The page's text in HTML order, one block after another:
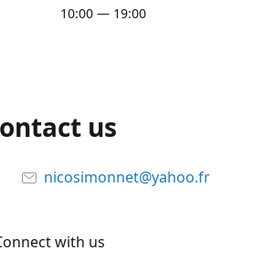
10:00 — 19:00
us
nicosimonnet@yahoo.fr
with us